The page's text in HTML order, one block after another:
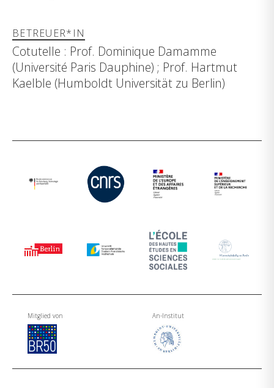
BETREUER*IN
Cotutelle : Prof. Dominique Damamme
(Université Paris Dauphine) ; Prof. Hartmut
Kaelble (Humboldt Universität zu Berlin)
Mitglied von An-Institut